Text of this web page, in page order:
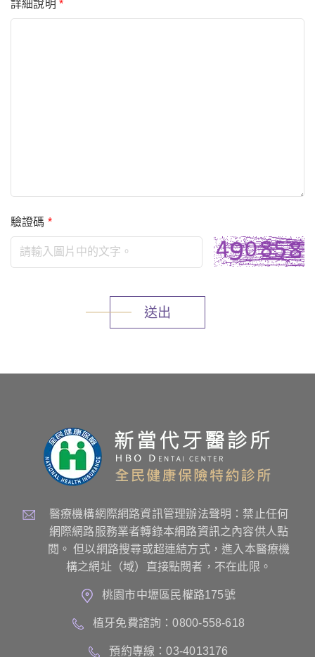
詳細說明*
驗證碼 *
送出
醫療機構網際網路資訊管理辦法聲明：禁止任何
網際網路服務業者轉錄本網路資訊之內容供人點
閱。 但以網路搜尋或超連結方式，進入本醫療機
構之網址（域）直接點閱者，不在此限。
桃園市中壢區民權路175號
植牙免費諮詢：0800-558-618
預約專線：03-4013176